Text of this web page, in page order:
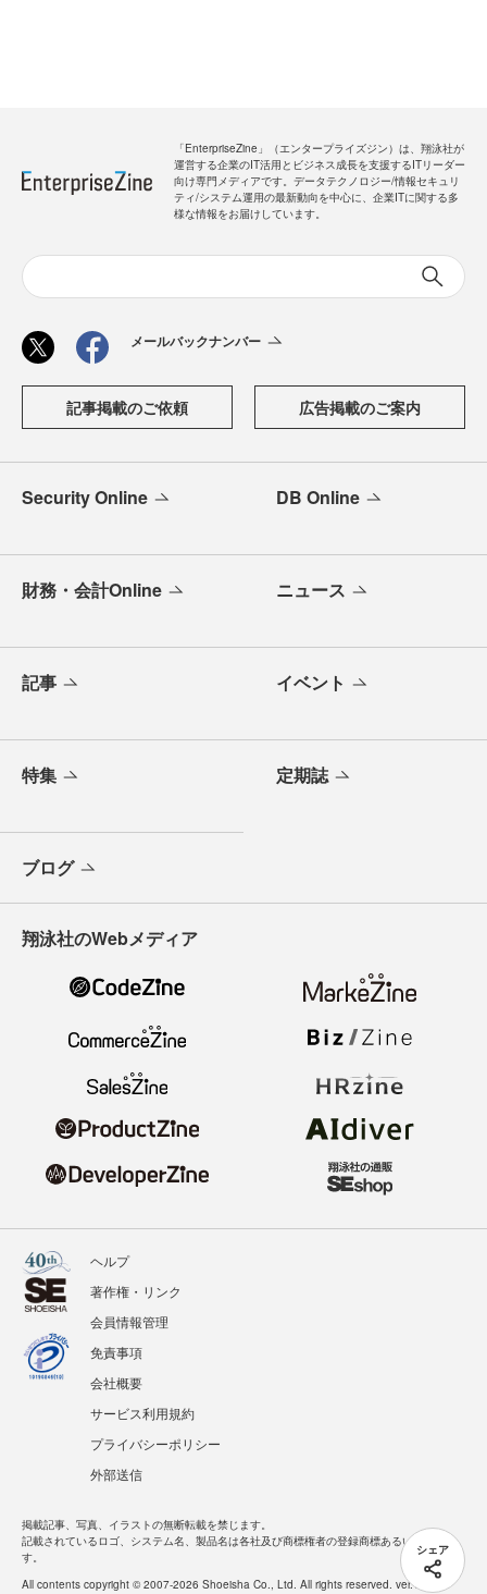
シェア
「EnterpriseZine」（エンタープライズジン）は、翔泳社が
運営する企業のIT活用とビジネス成長を支援するITリーダー
向け専門メディアです。データテクノロジー/情報セキュリ
ティ/システム運用の最新動向を中心に、企業ITに関する多
様な情報をお届けしています。
メールバックナンバー
記事掲載のご依頼 広告掲載のご案内
Security Online DB Online
財務・会計Online ニュース
記事 イベント
特集 定期誌
ブログ
翔泳社のWebメディア
ヘルプ
著作権・リンク
会員情報管理
免責事項
会社概要
サービス利用規約
プライバシーポリシー
外部送信
掲載記事、写真、イラストの無断転載を禁じます。
記載されているロゴ、システム名、製品名は各社及び商標権者の登録商標あるいは商標で
す。
All contents copyright © 2007-2026 Shoeisha Co., Ltd. All rights reserved. ver.1.5